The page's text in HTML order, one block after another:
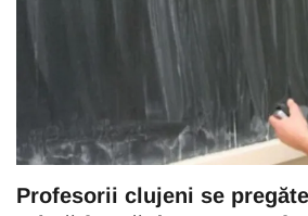
Profesorii clujeni se